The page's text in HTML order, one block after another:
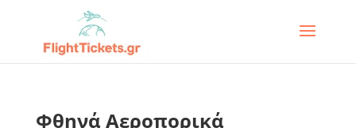
Φθηνά Αεροπορικά